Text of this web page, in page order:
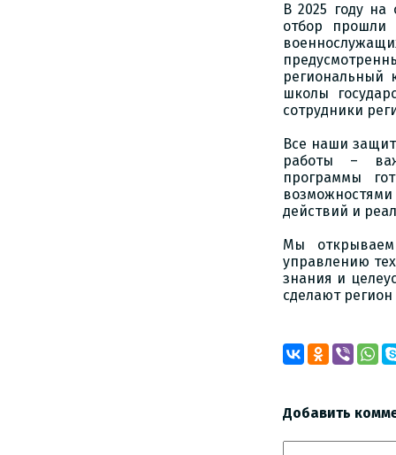
В 2025 году
отбор прошли
региональный
школы
сотрудники
Все наши
работы –
программы
действий и
Мы
управлению
знания и
сделают
Добавить